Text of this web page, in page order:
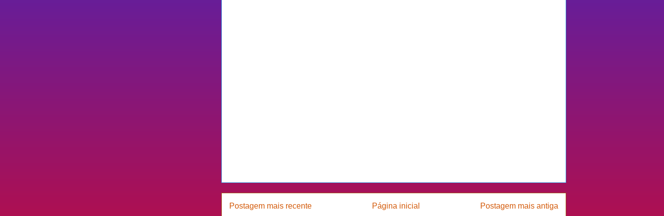
Postagem mais recente Postagem mais antiga
Página inicial